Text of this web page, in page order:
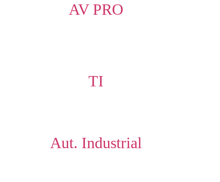
AV PRO
TI
Aut. Industrial